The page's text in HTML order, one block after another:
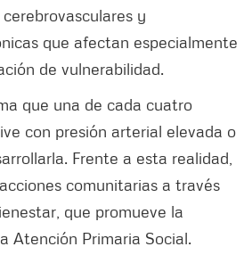
y
que afectan especialmente
de vulnerabilidad.
que una de cada cuatro
con presión arterial elevada o
Frente a esta realidad,
comunitarias a través
que promueve la
Atención Primaria Social.